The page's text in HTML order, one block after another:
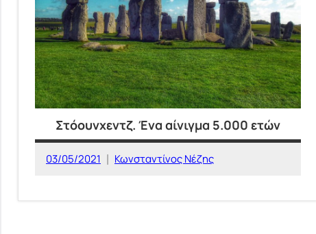
Στόουνχεντζ. Ένα αίνιγμα 5.000 ετών
03/05/2021 Κωνσταντίνος Νέζης